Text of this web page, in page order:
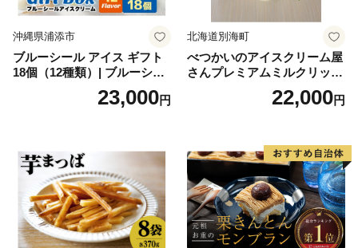
沖縄県浦添市
ブルーシール アイス ギフト
18個（12種類）| ブルーシー
ルアイス ブルーシールアイ
スクリーム 着日指定可能 送
誕生日 カップ 詰め合わせ バ
ラエティ | バニラ チョコレー
ト ストロベリー ピスタチオ
バニラ＆クッキー ウベ 沖縄
紅イモ 塩ちんすこう 沖縄シ
ークヮーサー 沖縄黒糖 琉球
ロイヤルミルクティ 沖縄パ
23,000円
北海道別海町
べつかいのアイスクリーム屋
さんプレミアムミルクリッチ
12個（AP-01）（ 北海道アイ
ス 北海道産アイス アイス ア
道産アイス 道産アイスクリ
ーム ギフト 詰合せ 詰め合わ
せ ふるさと納税 ）
22,000円